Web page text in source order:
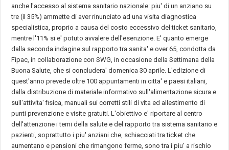
anche l'accesso al sistema sanitario nazionale: piu' di un anziano su
tre (il 35%) ammette di aver rinunciato ad una visita diagnostica
specialistica, proprio a causa del costo eccessivo del ticket sanitario,
mentre l'11% si e' potuto avvalere dell'esenzione. E' quanto emerge
dalla seconda indagine sul rapporto tra sanita' e over 65, condotta da
Fipac, in collaborazione con SWG, in occasione della Settimana della
Buona Salute, che si concludera' domenica 30 aprile. L'edizione di
quest'anno prevede oltre 100 appuntamenti in citta' e paesi italiani,
dalla distribuzione di materiale informativo sull'alimentazione sicura e
sull'attivita' fisica, manuali sui corretti stili di vita ed allestimento di
punti prevenzione e visite gratuiti. L'obiettivo e' riportare al centro
dell'attenzione i temi della salute e del rapporto tra sistema sanitario e
pazienti, soprattutto i piu' anziani che, schiacciati tra ticket che
aumentano e pensioni che rimangono ferme, sono tra i piu' a rischio